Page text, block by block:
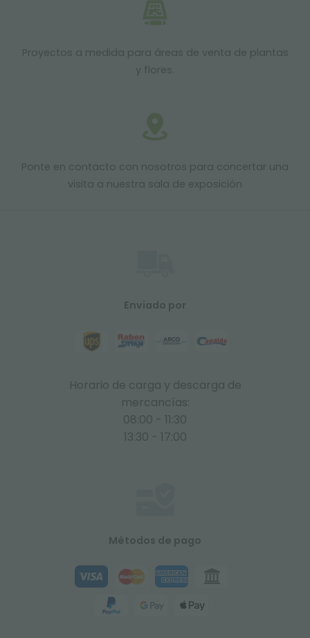
Proyectos a medida para áreas de venta de plantas
y flores.
Ponte en contacto con nosotros para concertar una
visita a nuestra sala de exposición
Enviado por
Horario de carga y descarga de
mercancías:
08:00 - 11:30
13:30 - 17:00
Métodos de pago